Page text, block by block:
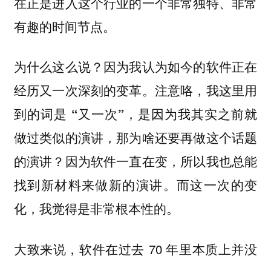
有趣的时间节点。
为什么这么说？因为我认为如今的软件正在
经历又一次深刻的变革。注意咯，我这里用
到的词是 “又一次” ，是因为我其实之前就
做过类似的演讲，那为啥还要再做这个话题
的演讲？因为软件一直在变，所以我也总能
找到新材料来做新的演讲。而这一次的变
化，我觉得是非常根本性的。
大致来说，软件在过去 70 年里本质上并没